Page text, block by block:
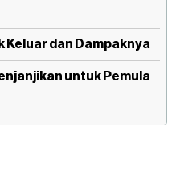
Keluar dan Dampaknya
untuk Pemula